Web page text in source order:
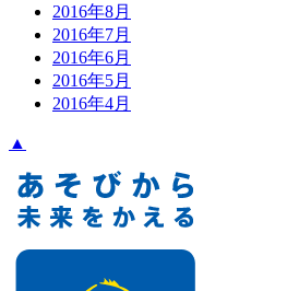
2016年8月
2016年7月
2016年6月
2016年5月
2016年4月
▲